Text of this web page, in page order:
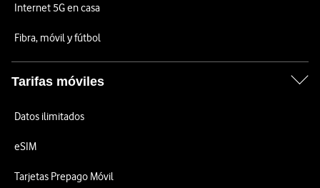
Internet 5G en casa
Fibra, móvil y fútbol
Tarifas móviles
Datos ilimitados
eSIM
Tarjetas Prepago Móvil